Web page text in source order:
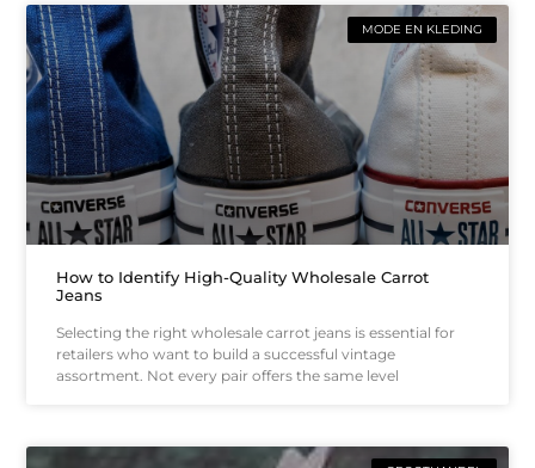
MODE EN KLEDING
How to Identify High-Quality Wholesale Carrot
Jeans
Selecting the right wholesale carrot jeans is essential for
retailers who want to build a successful vintage
assortment. Not every pair offers the same level